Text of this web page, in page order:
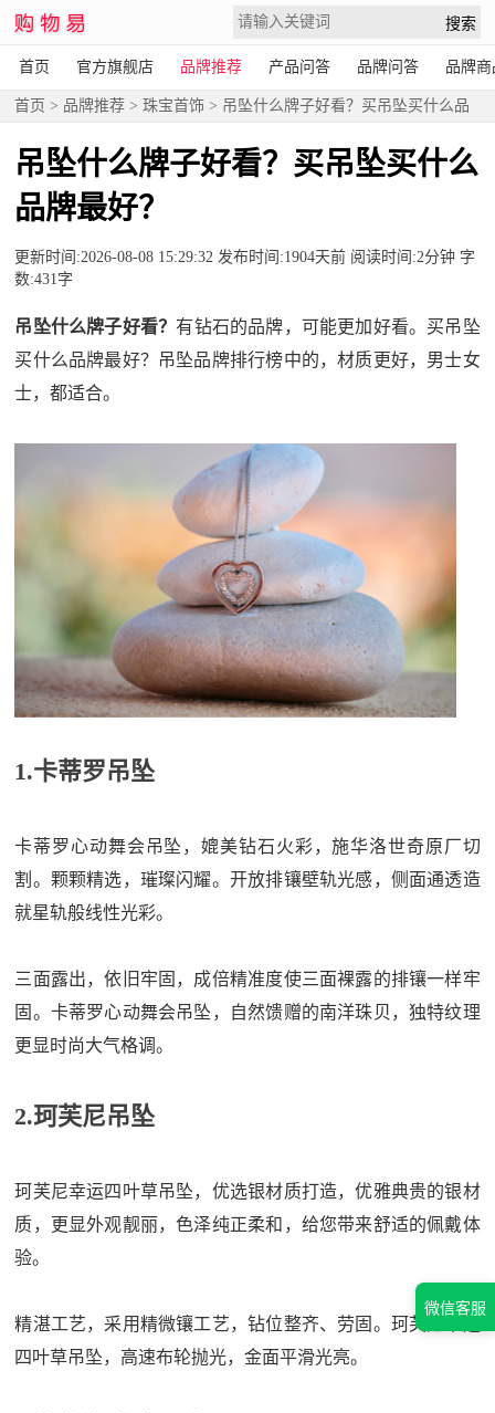
首页 官方旗舰店 品牌推荐 产品问答 品牌问答 品牌商
首页 > 品牌推荐 >珠宝首饰 > 吊坠什么牌子好看？买吊坠买什么品
吊坠什么牌子好看？买吊坠买什么
品牌最好？
更新时间:2026-08-08 15:29:32 发布时间:1904天前 阅读时间:2分钟 字
数:431字
吊坠什么牌子好看？有钻石的品牌，可能更加好看。买吊坠
买什么品牌最好？吊坠品牌排行榜中的，材质更好，男士女
士，都适合。
1.卡蒂罗吊坠
卡蒂罗心动舞会吊坠，媲美钻石火彩，施华洛世奇原厂切
割。颗颗精选，璀璨闪耀。开放排镶壁轨光感，侧面通透造
就星轨般线性光彩。
三面露出，依旧牢固，成倍精准度使三面裸露的排镶一样牢
固。卡蒂罗心动舞会吊坠，自然馈赠的南洋珠贝，独特纹理
更显时尚大气格调。
2.珂芙尼吊坠
珂芙尼幸运四叶草吊坠，优选银材质打造，优雅典贵的银材
质，更显外观靓丽，色泽纯正柔和，给您带来舒适的佩戴体
验。
精湛工艺，采用精微镶工艺，钻位整齐、劳固。珂芙尼幸运
四叶草吊坠，高速布轮抛光，金面平滑光亮。
微信客服